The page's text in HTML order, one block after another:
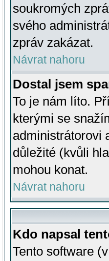
soukromých
svého
zpráv zakázat.
Návrat nahoru
Dostal jsem
To je nám líto.
kterými se
administrátorovi
důležité (kvůli
mohou konat.
Návrat nahoru
Kdo napsal
Tento software